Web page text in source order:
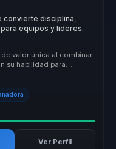
disciplina,
equipos y lideres.
valor única al combinar
su habilidad para
Ver Perfil